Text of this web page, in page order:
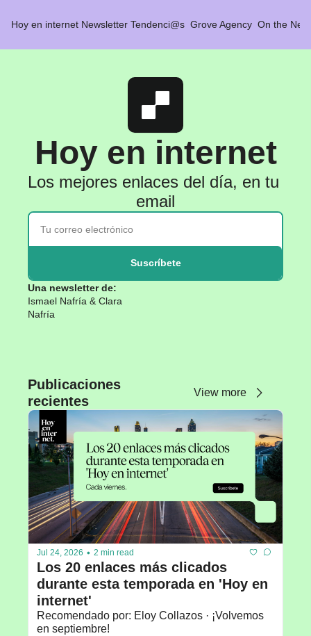
Hoy en internet Newsletter Tendenci@s Grove Agency On the Net
Hoy en internet
Los mejores enlaces del día, en tu
email
Suscríbete
Una newsletter de:
Ismael Nafría & Clara
Nafría
Publicaciones
recientes
View more
Jul 24, 2026 • 2 min read
Los 20 enlaces más clicados
durante esta temporada en 'Hoy en
internet'
Recomendado por: Eloy Collazos · ¡Volvemos
en septiembre!